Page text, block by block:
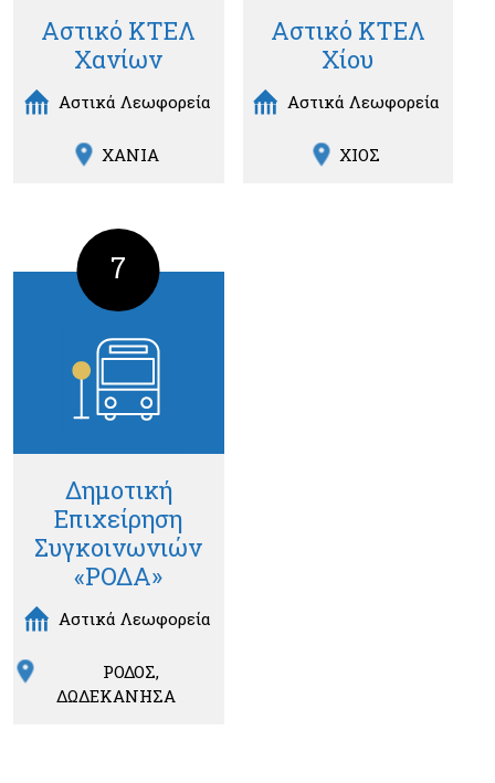
Αστικό ΚΤΕΛ
Χανίων
Αστικά Λεωφορεία
ΧΑΝΙΑ
Αστικό ΚΤΕΛ
Χίου
Αστικά Λεωφορεία
ΧΙΟΣ
7
Δημοτική
Επιχείρηση
Συγκοινωνιών
«ΡΟΔΑ»
Αστικά Λεωφορεία
ΡΟΔΟΣ
ΔΩΔΕΚΑΝΗΣΑ